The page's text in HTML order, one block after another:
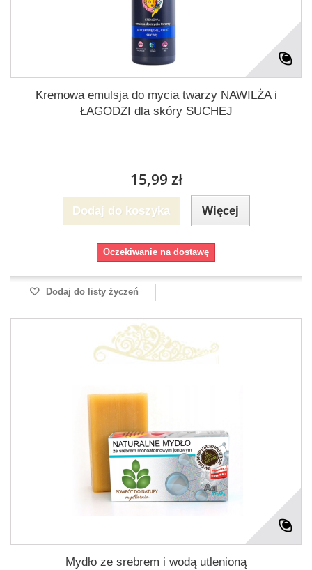
Kremowa emulsja do mycia twarzy NAWILŻA i
ŁAGODZI dla skóry SUCHEJ
15,99 zł
Dodaj do koszyka Więcej
Oczekiwanie na dostawę
Dodaj do listy życzeń
Mydło ze srebrem i wodą utlenioną